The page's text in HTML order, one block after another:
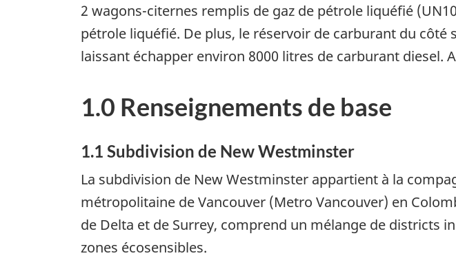
2 wagons-citernes remplis de gaz de pétrole liquéfié
pétrole liquéfié. De plus, le réservoir de carburant du
laissant échapper environ 8000 litres de carburant diesel.
1.0 Renseignements de base
1.1 Subdivision de New Westminster
La subdivision de New Westminster appartient à la
métropolitaine de Vancouver (Metro Vancouver) en
de Delta et de Surrey, comprend un mélange de districts
zones écosensibles.